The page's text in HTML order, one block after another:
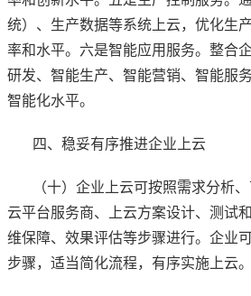
统）、生产数据等系统上云，优化生
率和水平。六是智能应用服务。整合
研发、智能生产、智能营销、智能服
智能化水平。
四、稳妥有序推进企业上云
（十）企业上云可按照需求分析
云平台服务商、上云方案设计、测试
维保障、效果评估等步骤进行。企业
步骤，适当简化流程，有序实施上云。